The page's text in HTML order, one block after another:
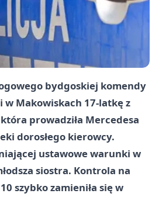
bydgoskiej komendy
Makowiskach 17-latkę z
prowadziła Mercedesa
dorosłego kierowcy.
ustawowe warunki w
siostra. Kontrola na
szybko zamieniła się w